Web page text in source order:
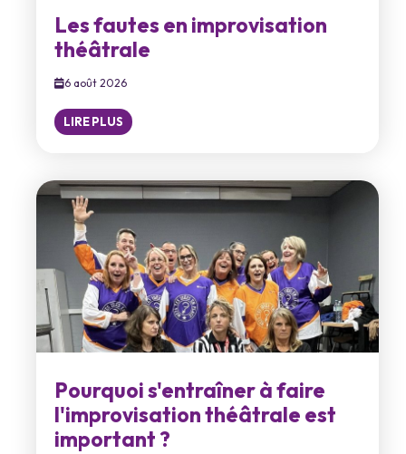
Les fautes en improvisation
théâtrale
6 août 2026
LIRE PLUS
Pourquoi s'entraîner à faire
l'improvisation théâtrale est
important ?